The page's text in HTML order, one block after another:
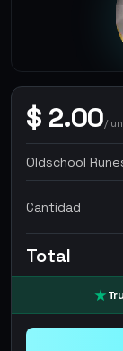
$ 2.00/
Oldschool
Cantidad
Total